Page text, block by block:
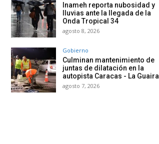
Inameh reporta nubosidad y
lluvias ante la llegada de la
Onda Tropical 34
agosto 8, 2026
Gobierno
Culminan mantenimiento de
juntas de dilatación en la
autopista Caracas - La Guaira
agosto 7, 2026